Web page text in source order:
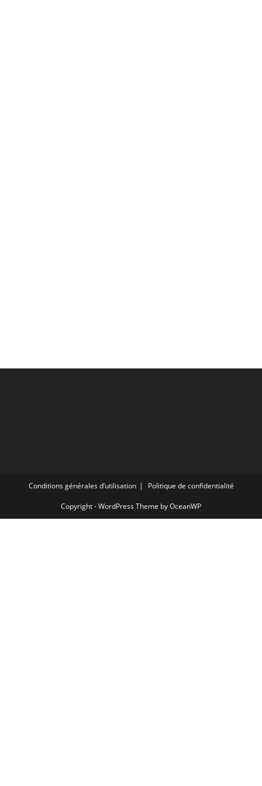
Conditions générales d’utilisation Politique de confidentialité
Copyright - WordPress Theme by OceanWP